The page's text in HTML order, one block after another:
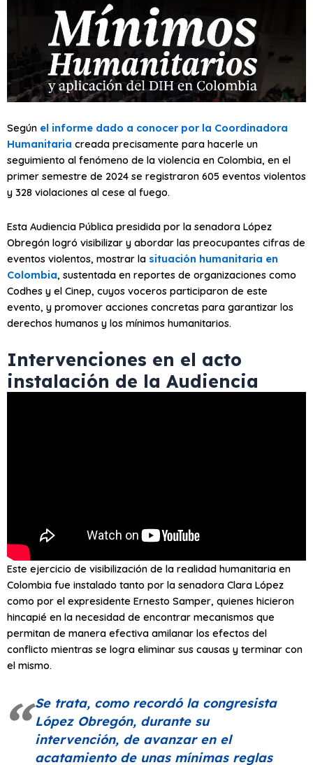
Según el informe dado a conocer por la Coordinadora
Humanitaria creada precisamente para hacerle un
seguimiento al fenómeno de la violencia en Colombia, en el
primer semestre de 2024 se registraron 605 eventos violentos
y 328 violaciones al cese al fuego.
Esta Audiencia Pública presidida por la senadora López
Obregón logró visibilizar y abordar las preocupantes cifras de
eventos violentos, mostrar la situación humanitaria en
Colombia, sustentada en reportes de organizaciones como
Codhes y el Cinep, cuyos voceros participaron de este
evento, y promover acciones concretas para garantizar los
derechos humanos y los mínimos humanitarios.
Intervenciones en el acto
instalación de la Audiencia
Este ejercicio de visibilización de la realidad humanitaria en
Colombia fue instalado tanto por la senadora Clara López
como por el expresidente Ernesto Samper, quienes hicieron
hincapié en la necesidad de encontrar mecanismos que
permitan de manera efectiva amilanar los efectos del
conflicto mientras se logra eliminar sus causas y terminar con
el mismo.
Se trata, como recordó la congresista
López Obregón, durante su
intervención, de avanzar en el
acatamiento de unas mínimas reglas